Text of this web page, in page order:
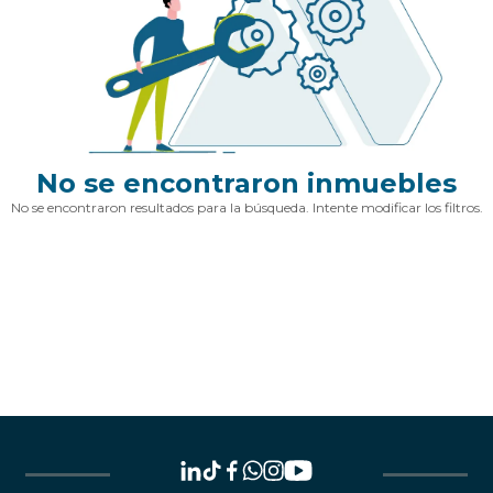
No se encontraron inmuebles
No se encontraron resultados para la búsqueda. Intente modificar los filtros.